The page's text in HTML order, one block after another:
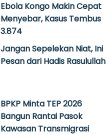
Ebola Kongo Makin Cepat
Menyebar, Kasus Tembus
3.874
Jangan Sepelekan Niat, Ini
Pesan dari Hadis Rasulullah
BPKP Minta TEP 2026
Bangun Rantai Pasok
Kawasan Transmigrasi